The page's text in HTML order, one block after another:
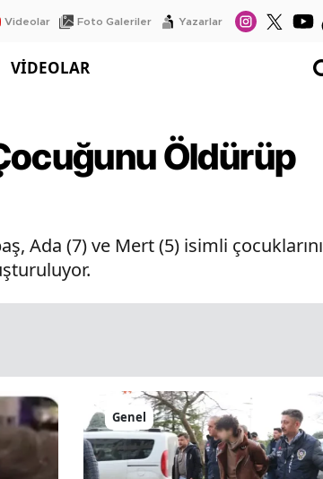
Videolar Foto Galeriler Yazarlar
VİDEOLAR
Öldürüp
Ada (7) ve Mert (5) isimli çocuklarını
Genel